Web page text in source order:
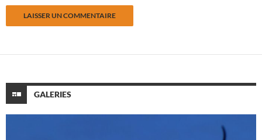
GALERIES